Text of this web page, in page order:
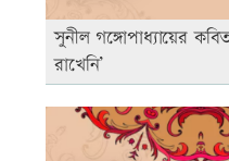
সুনীল গঙ্গোপাধ্যায়ের
রাখেনি’